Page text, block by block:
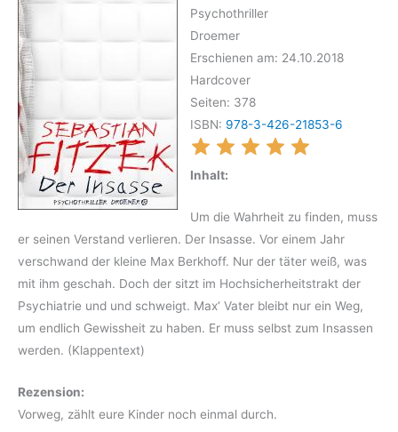
Psychothriller
Droemer
Erschienen am: 24.10.2018
Hardcover
Seiten: 378
ISBN: 978-3-426-21853-6
Inhalt:
Um die Wahrheit zu finden, muss
er seinen Verstand verlieren. Der Insasse. Vor einem Jahr
verschwand der kleine Max Berkhoff. Nur der täter weiß, was
mit ihm geschah. Doch der sitzt im Hochsicherheitstrakt der
Psychiatrie und und schweigt. Max‘ Vater bleibt nur ein Weg,
um endlich Gewissheit zu haben. Er muss selbst zum Insassen
werden. (Klappentext)
Rezension:
Vorweg, zählt eure Kinder noch einmal durch.